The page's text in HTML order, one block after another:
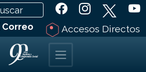
Correo Accesos Directos